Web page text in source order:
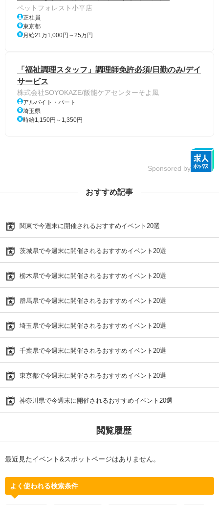
ペットフォレスト小平店
正社員
東京都
月給21万1,000円～25万円
「福祉調理スタッフ」調理師免許必須/日勤のみ/デイ
サービス
株式会社SOYOKAZE/飯能ケアセンターそよ風
アルバイト・パート
埼玉県
時給1,150円～1,350円
Sponsored by
おすすめ記事
関東で今週末に開催されるおすすめイベント20選
茨城県で今週末に開催されるおすすめイベント20選
栃木県で今週末に開催されるおすすめイベント20選
群馬県で今週末に開催されるおすすめイベント20選
埼玉県で今週末に開催されるおすすめイベント20選
千葉県で今週末に開催されるおすすめイベント20選
東京都で今週末に開催されるおすすめイベント20選
神奈川県で今週末に開催されるおすすめイベント20選
閲覧履歴
最近見たイベント&スポットページはありません。
よく使われる検索条件